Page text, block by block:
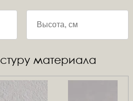
материала